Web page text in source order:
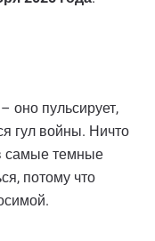
оно пульсирует,
гул войны. Ничто
самые темные
потому что